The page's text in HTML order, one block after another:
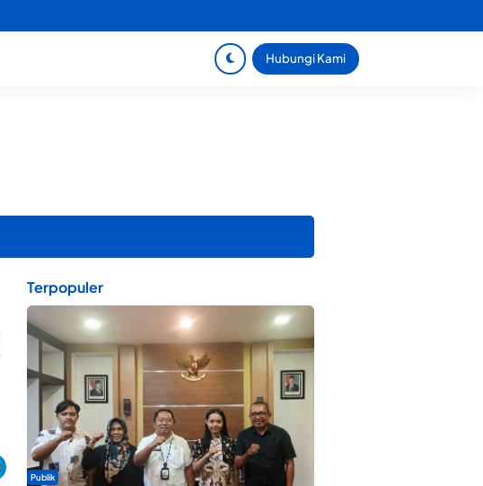
Hubungi Kami
Terpopuler
Publik